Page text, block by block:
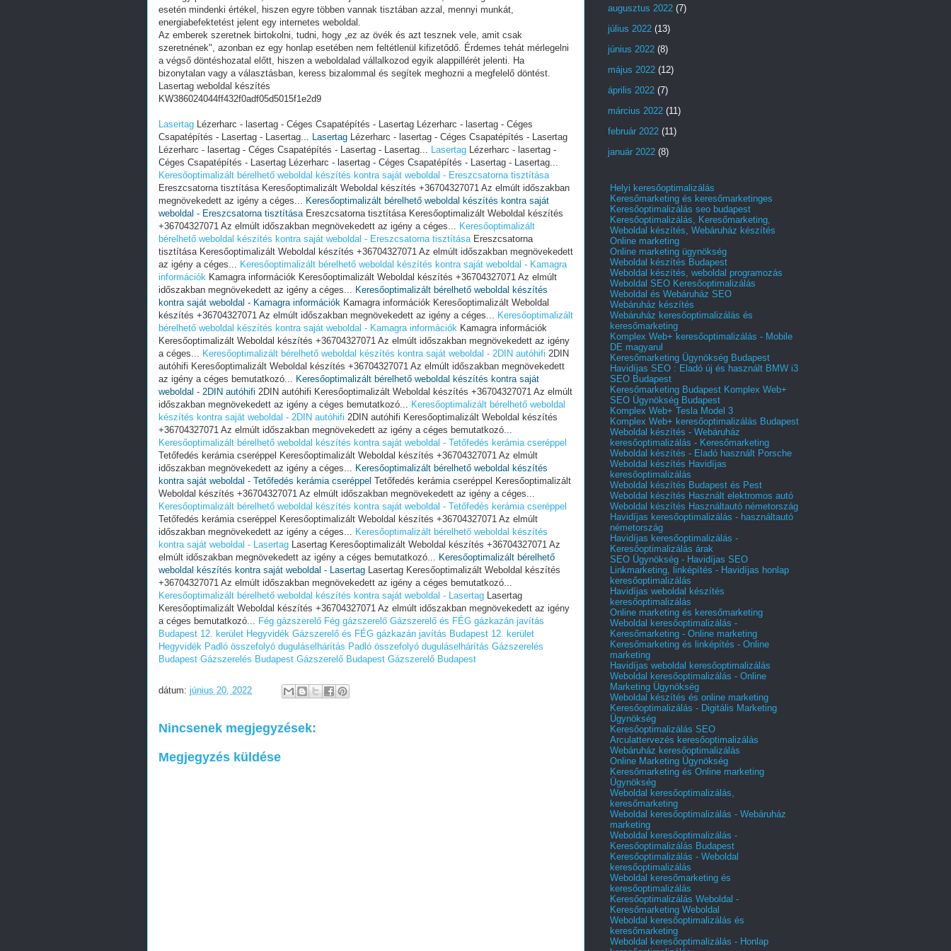
esetén mindenki értékel, hiszen egyre többen vannak tisztában azzal, mennyi munkát,
energiabefektetést jelent egy internetes weboldal.
Az emberek szeretnek birtokolni, tudni, hogy „ez az övék és azt tesznek vele, amit csak
szeretnének", azonban ez egy honlap esetében nem feltétlenül kifizetődő. Érdemes tehát mérlegelni
a végső döntéshozatal előtt, hiszen a weboldalad vállalkozod egyik alappillérét jelenti. Ha
bizonytalan vagy a választásban, keress bizalommal és segítek meghozni a megfelelő döntést.
Lasertag weboldal készítés
KW386024044ff432f0adf05d5015f1e2d9
Lasertag Lézerharc - lasertag - Céges Csapatépítés - Lasertag Lézerharc - lasertag - Céges
Csapatépítés - Lasertag - Lasertag... Lasertag Lézerharc - lasertag - Céges Csapatépítés - Lasertag
Lézerharc - lasertag - Céges Csapatépítés - Lasertag - Lasertag... Lasertag Lézerharc - lasertag -
Céges Csapatépítés - Lasertag Lézerharc - lasertag - Céges Csapatépítés - Lasertag - Lasertag...
Keresőoptimalizált bérelhető weboldal készítés kontra saját weboldal - Ereszcsatorna tisztítása
Ereszcsatorna tisztítása Keresőoptimalizált Weboldal készítés +36704327071 Az elmúlt időszakban
megnövekedett az igény a céges... Keresőoptimalizált bérelhető weboldal készítés kontra saját
weboldal - Ereszcsatorna tisztításaEreszcsatorna tisztítása Keresőoptimalizált Weboldal készítés
+36704327071 Az elmúlt időszakban megnövekedett az igény a céges... Keresőoptimalizált
bérelhető weboldal készítés kontra saját weboldal - Ereszcsatorna tisztításaEreszcsatorna
tisztítása Keresőoptimalizált Weboldal készítés +36704327071 Az elmúlt időszakban megnövekedett
az igény a céges... Keresőoptimalizált bérelhető weboldal készítés kontra saját weboldal - Kamagra
információk Kamagra információk Keresőoptimalizált Weboldal készítés +36704327071 Az elmúlt
időszakban megnövekedett az igény a céges... Keresőoptimalizált bérelhető weboldal készítés
kontra saját weboldal - Kamagra információk Kamagra információk Keresőoptimalizált Weboldal
készítés +36704327071 Az elmúlt időszakban megnövekedett az igény a céges... Keresőoptimalizált
bérelhető weboldal készítés kontra saját weboldal - Kamagra információk Kamagra információk
Keresőoptimalizált Weboldal készítés +36704327071 Az elmúlt időszakban megnövekedett az igény
a céges... Keresőoptimalizált bérelhető weboldal készítés kontra saját weboldal - 2DIN autóhifi 2DIN
autóhifi Keresőoptimalizált Weboldal készítés +36704327071 Az elmúlt időszakban megnövekedett
az igény a céges bemutatkozó... Keresőoptimalizált bérelhető weboldal készítés kontra saját
weboldal - 2DIN autóhifi 2DIN autóhifi Keresőoptimalizált Weboldal készítés +36704327071 Az elmúlt
időszakban megnövekedett az igény a céges bemutatkozó... Keresőoptimalizált bérelhető weboldal
készítés kontra saját weboldal - 2DIN autóhifi 2DIN autóhifi Keresőoptimalizált Weboldal készítés
+36704327071 Az elmúlt időszakban megnövekedett az igény a céges bemutatkozó...
Keresőoptimalizált bérelhető weboldal készítés kontra saját weboldal - Tetőfedés kerámia cseréppel
Tetőfedés kerámia cseréppel Keresőoptimalizált Weboldal készítés +36704327071 Az elmúlt
időszakban megnövekedett az igény a céges... Keresőoptimalizált bérelhető weboldal készítés
kontra saját weboldal - Tetőfedés kerámia cseréppel Tetőfedés kerámia cseréppel Keresőoptimalizált
Weboldal készítés +36704327071 Az elmúlt időszakban megnövekedett az igény a céges...
Keresőoptimalizált bérelhető weboldal készítés kontra saját weboldal - Tetőfedés kerámia cseréppel
Tetőfedés kerámia cseréppel Keresőoptimalizált Weboldal készítés +36704327071 Az elmúlt
időszakban megnövekedett az igény a céges... Keresőoptimalizált bérelhető weboldal készítés
kontra saját weboldal - Lasertag Lasertag Keresőoptimalizált Weboldal készítés +36704327071 Az
elmúlt időszakban megnövekedett az igény a céges bemutatkozó... Keresőoptimalizált bérelhető
weboldal készítés kontra saját weboldal - Lasertag Lasertag Keresőoptimalizált Weboldal készítés
+36704327071 Az elmúlt időszakban megnövekedett az igény a céges bemutatkozó...
Keresőoptimalizált bérelhető weboldal készítés kontra saját weboldal - Lasertag Lasertag
Keresőoptimalizált Weboldal készítés +36704327071 Az elmúlt időszakban megnövekedett az igény
a céges bemutatkozó... Fég gázszerelő Fég gázszerelő Gázszerelő és FÉG gázkazán javítás
Budapest 12. kerület Hegyvidék Gázszerelő és FÉG gázkazán javítás Budapest 12. kerület
Hegyvidék Padló összefolyó duguláselhárítás Padló összefolyó duguláselhárítás Gázszerelés
Budapest Gázszerelés Budapest Gázszerelő Budapest Gázszerelő Budapest
dátum: június 20, 2022
Nincsenek megjegyzések:
Megjegyzés küldése
augusztus 2022 (7)
július 2022 (13)
június 2022 (8)
május 2022 (12)
április 2022 (7)
március 2022 (11)
február 2022 (11)
január 2022 (8)
Helyi keresőoptimalizálás
Keresőmarketing és keresőmarketinges
Keresőoptimalizálás seo budapest
Keresőoptimalizálás, Keresőmarketing,
Weboldal készítés, Webáruház készítés
Online marketing
Online marketing ügynökség
Weboldal készítés Budapest
Weboldal készítés, weboldal programozás
Weboldal SEO Keresőoptimalizálás
Weboldal és Webáruház SEO
Webáruház készítés
Webáruház keresőoptimalizálás és
keresőmarketing
Komplex Web+ keresőoptimalizálás - Mobile
DE magyarul
Keresőmarketing Ügynökség Budapest
Havidíjas SEO : Eladó új és használt BMW i3
SEO Budapest
Keresőmarketing Budapest Komplex Web+
SEO Ügynökség Budapest
Komplex Web+ Tesla Model 3
Komplex Web+ keresőoptimalizálás Budapest
Weboldal készítés - Webáruház
keresőoptimalizálás - Keresőmarketing
Weboldal készítés - Eladó használt Porsche
Weboldal készítés Havidíjas
keresőoptimalizálás
Weboldal készítés Budapest és Pest
Weboldal készítés Használt elektromos autó
Weboldal készítés Használtautó németország
Havidíjas keresőoptimalizálás - használtautó
németország
Havidíjas keresőoptimalizálás -
Keresőoptimalizálás árak
SEO Ügynökség - Havidíjas SEO
Linkmarketing, linképítés - Havidíjas honlap
keresőoptimalizálás
Havidíjas weboldal készítés
keresőoptimalizálás
Online marketing és keresőmarketing
Weboldal keresőoptimalizálás -
Keresőmarketing - Online marketing
Keresőmarketing és linképítés - Online
marketing
Havidíjas weboldal keresőoptimalizálás
Weboldal keresőoptimalizálás - Online
Marketing Ügynökség
Weboldal készítés és online marketing
Keresőoptimalizálás - Digitális Marketing
Ügynökség
Keresőoptimalizálás SEO
Arculattervezés keresőoptimalizálás
Webáruház keresőoptimalizálás
Online Marketing Ügynökség
Keresőmarketing és Online marketing
Ügynökség
Weboldal keresőoptimalizálás,
keresőmarketing
Weboldal keresőoptimalizálás - Webáruház
marketing
Weboldal keresőoptimalizálás -
Keresőoptimalizálás Budapest
Keresőoptimalizálás - Weboldal
keresőoptimalizálás
Weboldal keresőmarketing és
keresőoptimalizálás
Keresőoptimalizálás Weboldal -
Keresőmarketing Weboldal
Weboldal keresőoptimalizálás és
keresőmarketing
Weboldal keresőoptimalizálás - Honlap